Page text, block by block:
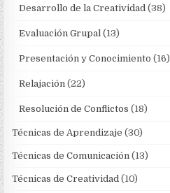
Desarrollo de la Creatividad (38)
Evaluación Grupal (13)
Presentación y Conocimiento (16)
Relajación (22)
Resolución de Conflictos (18)
Técnicas de Aprendizaje (30)
Técnicas de Comunicación (13)
Técnicas de Creatividad (10)